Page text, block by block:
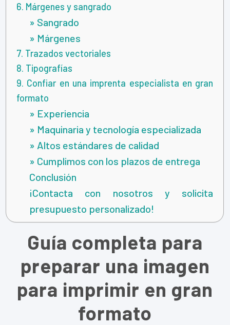
6. Márgenes y sangrado
» Sangrado
» Márgenes
7. Trazados vectoriales
8. Tipografías
9. Confiar en una imprenta especialista en gran
formato
» Experiencia
» Maquinaria y tecnología especializada
» Altos estándares de calidad
» Cumplimos con los plazos de entrega
Conclusión
¡Contacta con nosotros y solicita
presupuesto personalizado!
Guía completa para
preparar una imagen
para imprimir en gran
formato